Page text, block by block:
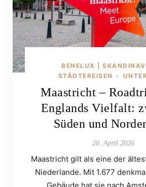
BENELUX |
STÄDTEREISEN •
Maastricht –
Englands Vielfalt:
Süden und
20. April 2026
Maastricht gilt als eine der
Niederlande. Mit 1.677